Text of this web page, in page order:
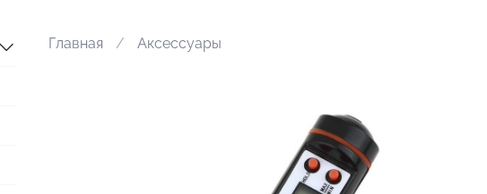
Главная Аксессуары